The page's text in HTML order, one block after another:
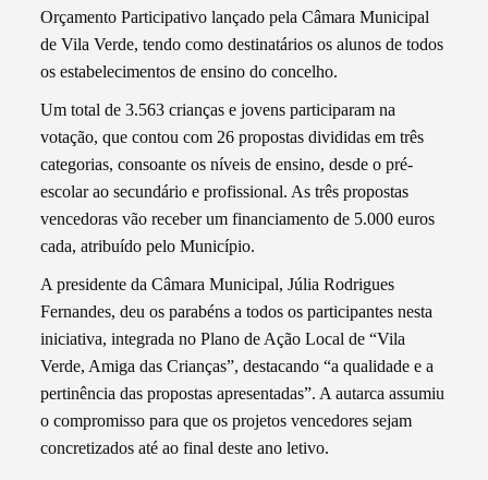
Orçamento Participativo lançado pela Câmara Municipal
de Vila Verde, tendo como destinatários os alunos de todos
os estabelecimentos de ensino do concelho.
Um total de 3.563 crianças e jovens participaram na
votação, que contou com 26 propostas divididas em três
categorias, consoante os níveis de ensino, desde o pré-
escolar ao secundário e profissional. As três propostas
vencedoras vão receber um financiamento de 5.000 euros
cada, atribuído pelo Município.
A presidente da Câmara Municipal, Júlia Rodrigues
Fernandes, deu os parabéns a todos os participantes nesta
iniciativa, integrada no Plano de Ação Local de “Vila
Verde, Amiga das Crianças”, destacando “a qualidade e a
pertinência das propostas apresentadas”. A autarca assumiu
o compromisso para que os projetos vencedores sejam
concretizados até ao final deste ano letivo.